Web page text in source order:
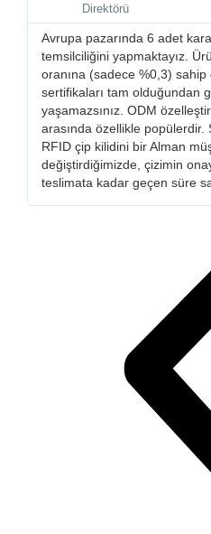
Direktörü
Avrupa pazarında 6 adet
temsilciliğini yapmaktayız.
oranına (sadece %0,3)
sertifikaları tam olduğundan
yaşamazsınız. ​ODM
arasında özellikle popülerdir.
RFID çip kilidini bir Alman
değiştirdiğimizde, çizimin
teslimata kadar geçen süre